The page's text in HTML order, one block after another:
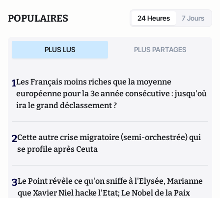
POPULAIRES 24 Heures 7 Jours
PLUS LUS PLUS PARTAGES
1Les Français moins riches que la moyenne
européenne pour la 3e année consécutive : jusqu'où
ira le grand déclassement ?
2Cette autre crise migratoire (semi-orchestrée) qui
se profile après Ceuta
3Le Point révèle ce qu'on sniffe à l'Elysée, Marianne
que Xavier Niel hacke l'Etat; Le Nobel de la Paix